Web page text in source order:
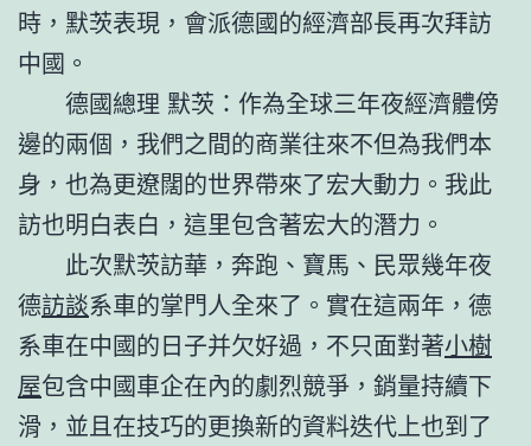
時，默茨表現，會派德國的經濟部長再次拜訪
中國。
德國總理 默茨：作為全球三年夜經濟體傍
邊的兩個，我們之間的商業往來不但為我們本
身，也為更遼闊的世界帶來了宏大動力。我此
訪也明白表白，這里包含著宏大的潛力。
此次默茨訪華，奔跑、寶馬、民眾幾年夜
德訪談系車的掌門人全來了。實在這兩年，德
系車在中國的日子并欠好過，不只面對著小樹
屋包含中國車企在內的劇烈競爭，銷量持續下
滑，並且在技巧的更換新的資料迭代上也到了